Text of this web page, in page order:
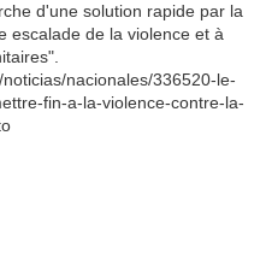
d'une solution rapide par la
escalade de la violence et à
nacionales/336520-le-
fin-a-la-violence-contre-la-